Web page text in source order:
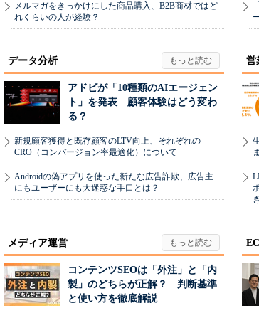
メルマガをきっかけにした商品購入、B2B商材ではど
れくらいの人が経験？
データ分析
アドビが「10種類のAIエージェン
ト」を発表 顧客体験はどう変わ
る？
新規顧客獲得と既存顧客のLTV向上、それぞれの
CRO（コンバージョン率最適化）について
Androidの偽アプリを使った新たな広告詐欺、広告主
にもユーザーにも大迷惑な手口とは？
営
メディア運営
コンテンツSEOは「外注」と「内
製」のどちらが正解？ 判断基準
と使い方を徹底解説